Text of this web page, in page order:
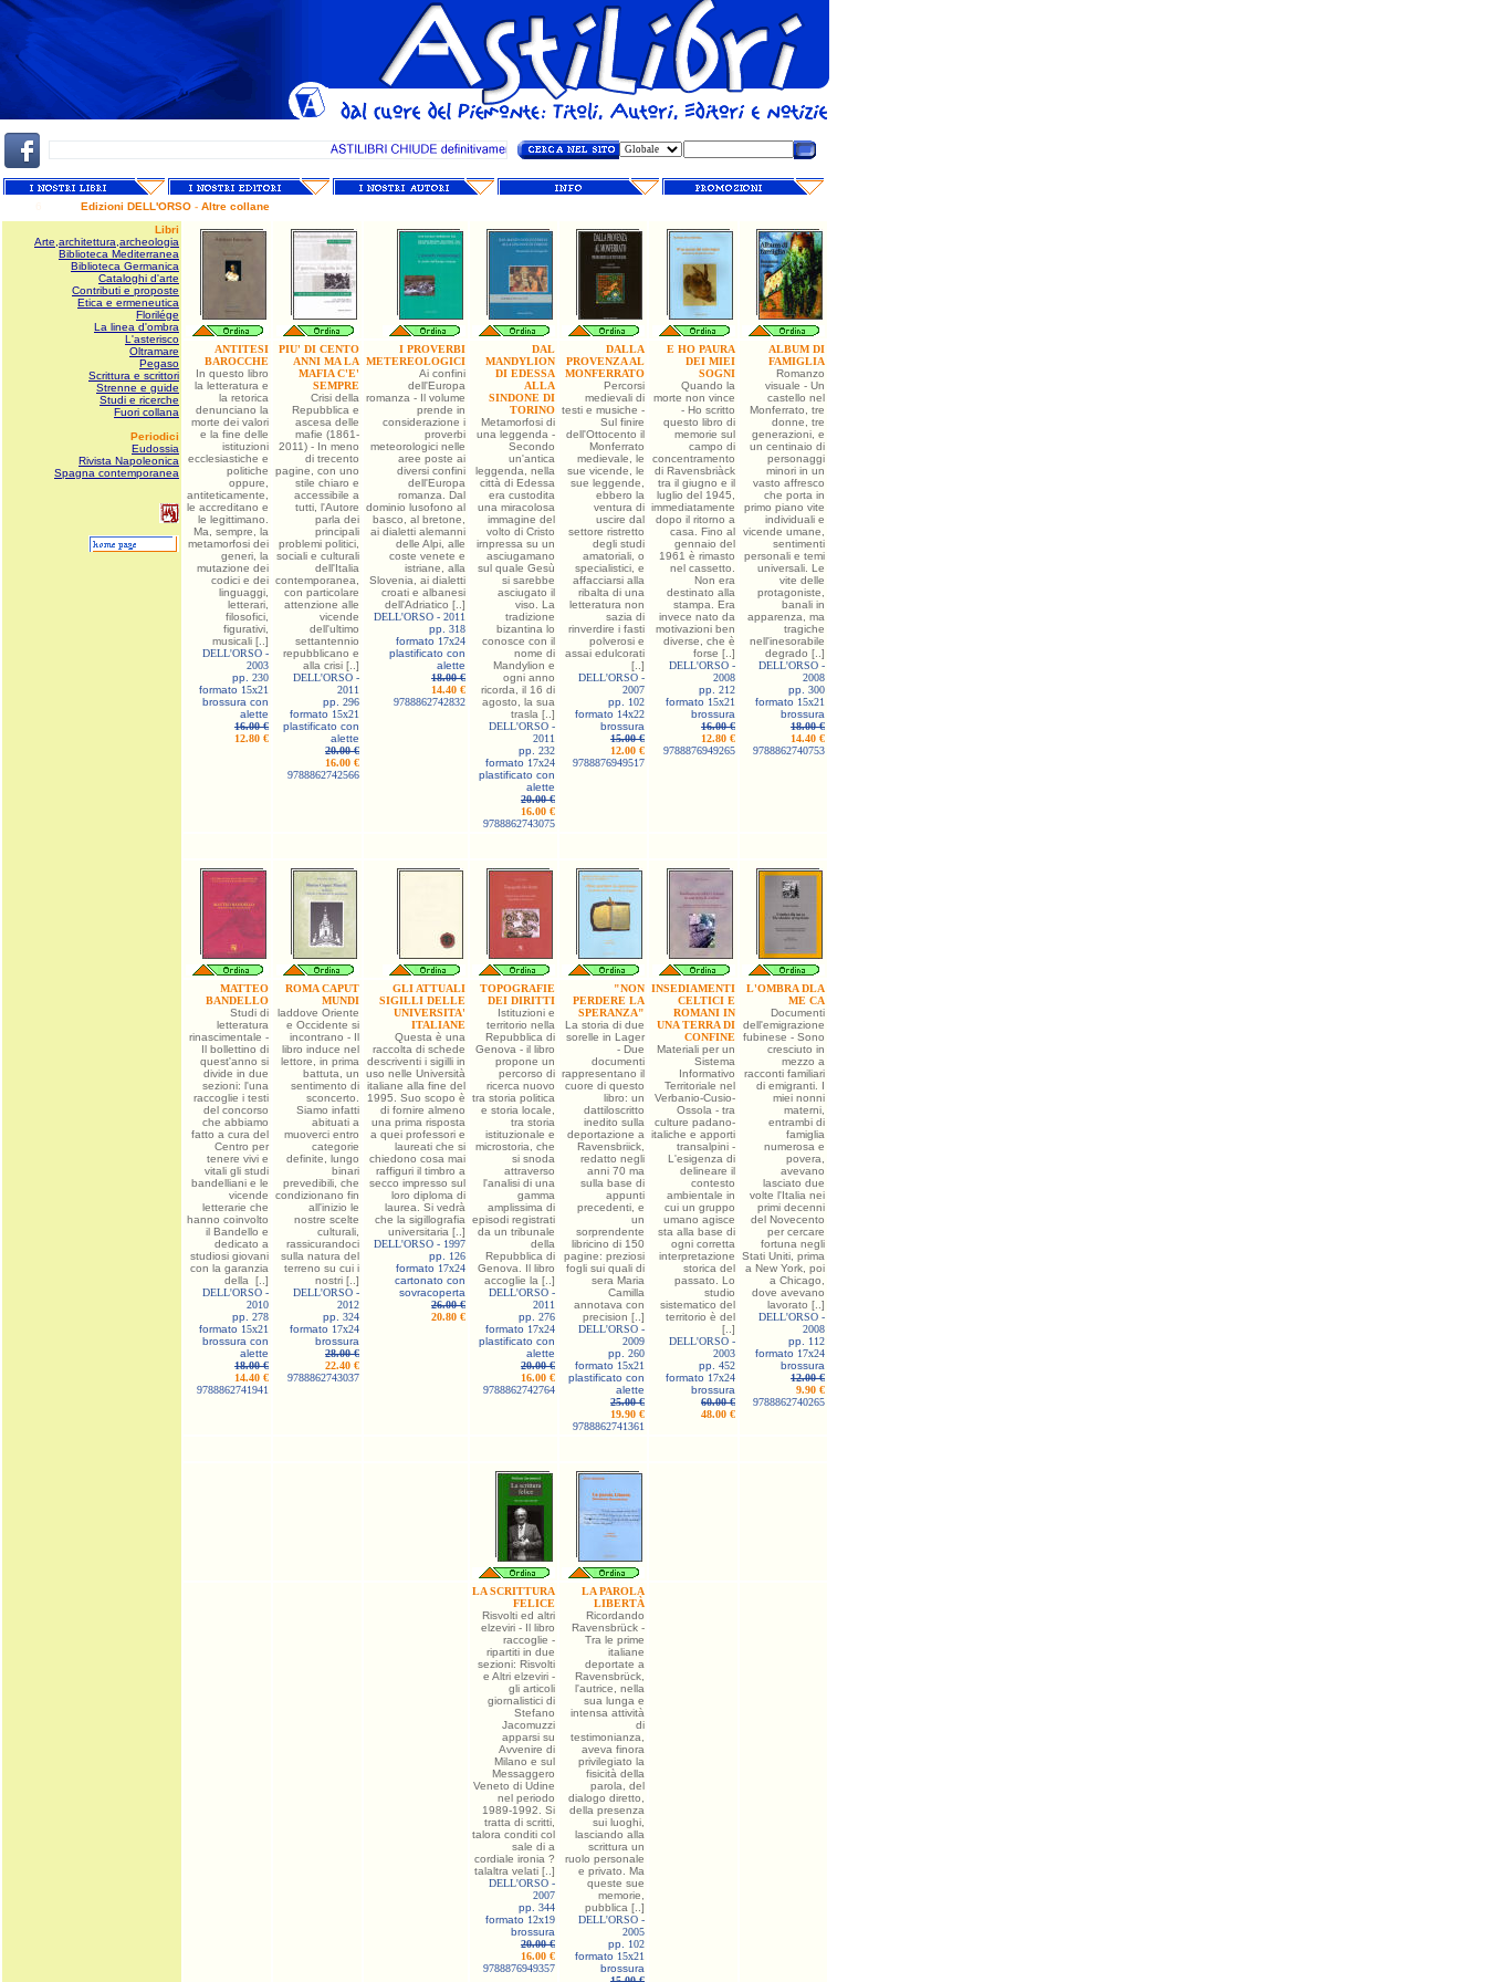
Edizioni DELL'ORSO - Altre collane
Libri
Arte,architettura,archeologia
Biblioteca Mediterranea
Biblioteca Germanica
Cataloghi d'arte
Contributi e proposte
Etica e ermeneutica
Florilége
La linea d'ombra
L'asterisco
Oltramare
Pegaso
Scrittura e scrittori
Strenne e guide
Studi e ricerche
Fuori collana
Periodici
Eudossia
Rivista Napoleonica
Spagna contemporanea
ANTITESI
BAROCCHE
In questo libro
la letteratura e
la retorica
denunciano la
morte dei valori
e la fine delle
istituzioni
ecclesiastiche e
politiche
oppure,
antiteticamente,
le accreditano e
le legittimano.
Ma, sempre, la
metamorfosi dei
generi, la
mutazione dei
codici e dei
linguaggi,
letterari,
filosofici,
figurativi,
musicali [..]
DELL'ORSO -
2003
pp. 230
formato 15x21
brossura con
alette
16.00 €
12.80 €
PIU' DI CENTO
ANNI MA LA
MAFIA C'E'
SEMPRE
Crisi della
Repubblica e
ascesa delle
mafie (1861-
2011) - In meno
di trecento
pagine, con uno
stile chiaro e
accessibile a
tutti, l'Autore
parla dei
principali
problemi politici,
sociali e culturali
dell'Italia
contemporanea,
con particolare
attenzione alle
vicende
dell'ultimo
settantennio
repubblicano e
alla crisi [..]
DELL'ORSO -
2011
pp. 296
formato 15x21
plastificato con
alette
20.00 €
16.00 €
9788862742566
I PROVERBI
METEREOLOGICI
Ai confini
dell'Europa
romanza - Il volume
prende in
considerazione i
proverbi
meteorologici nelle
aree poste ai
diversi confini
dell'Europa
romanza. Dal
dominio lusofono al
basco, al bretone,
ai dialetti alemanni
delle Alpi, alle
coste venete e
istriane, alla
Slovenia, ai dialetti
croati e albanesi
dell'Adriatico [..]
DELL'ORSO - 2011
pp. 318
formato 17x24
plastificato con
alette
18.00 €
14.40 €
9788862742832
DAL
MANDYLION
DI EDESSA
ALLA
SINDONE DI
TORINO
Metamorfosi di
una leggenda -
Secondo
un'antica
leggenda, nella
città di Edessa
era custodita
una miracolosa
immagine del
volto di Cristo
irnpressa su un
asciugamano
sul quale Gesù
si sarebbe
asciugato il
viso. La
tradizione
bizantina lo
conosce con il
nome di
Mandylion e
ogni anno
ricorda, il 16 di
agosto, la sua
trasla [..]
DELL'ORSO -
2011
pp. 232
formato 17x24
plastificato con
alette
20.00 €
16.00 €
9788862743075
DALLA
PROVENZA AL
MONFERRATO
Percorsi
medievali di
testi e musiche -
Sul finire
dell'Ottocento il
Monferrato
medievale, le
sue vicende, le
sue leggende,
ebbero la
ventura di
uscire dal
settore ristretto
degli studi
amatoriali, o
specialistici, e
affacciarsi alla
ribalta di una
letteratura non
sazia di
rinverdire i fasti
polverosi e
assai edulcorati
[..]
DELL'ORSO -
2007
pp. 102
formato 14x22
brossura
15.00 €
12.00 €
9788876949517
E HO PAURA
DEI MIEI
SOGNI
Quando la
morte non vince
- Ho scritto
questo libro di
memorie sul
campo di
concentramento
di Ravensbriàck
tra il giugno e il
luglio del 1945,
immediatamente
dopo il ritorno a
casa. Fino al
gennaio del
1961 è rimasto
nel cassetto.
Non era
destinato alla
stampa. Era
invece nato da
motivazioni ben
diverse, che è
forse [..]
DELL'ORSO -
2008
pp. 212
formato 15x21
brossura
16.00 €
12.80 €
9788876949265
ALBUM DI
FAMIGLIA
Romanzo
visuale - Un
castello nel
Monferrato, tre
donne, tre
generazioni, e
un centinaio di
personaggi
minori in un
vasto affresco
che porta in
primo piano vite
individuali e
vicende umane,
sentimenti
personali e temi
universali. Le
vite delle
protagoniste,
banali in
apparenza, ma
tragiche
nell'inesorabile
degrado [..]
DELL'ORSO -
2008
pp. 300
formato 15x21
brossura
18.00 €
14.40 €
9788862740753
MATTEO
BANDELLO
Studi di
letteratura
rinascimentale -
Il bollettino di
quest'anno si
divide in due
sezioni: l'una
raccoglie i testi
del concorso
che abbiamo
fatto a cura del
Centro per
tenere vivi e
vitali gli studi
bandelliani e le
vicende
letterarie che
hanno coinvolto
il Bandello e
dedicato a
studiosi giovani
con la garanzia
della [..]
DELL'ORSO -
2010
pp. 278
formato 15x21
brossura con
alette
18.00 €
14.40 €
9788862741941
ROMA CAPUT
MUNDI
laddove Oriente
e Occidente si
incontrano - Il
libro induce nel
lettore, in prima
battuta, un
sentimento di
sconcerto.
Siamo infatti
abituati a
muoverci entro
categorie
definite, lungo
binari
prevedibili, che
condizionano fin
all'inizio le
nostre scelte
culturali,
rassicurandoci
sulla natura del
terreno su cui i
nostri [..]
DELL'ORSO -
2012
pp. 324
formato 17x24
brossura
28.00 €
22.40 €
9788862743037
GLI ATTUALI
SIGILLI DELLE
UNIVERSITA'
ITALIANE
Questa è una
raccolta di schede
descriventi i sigilli in
uso nelle Università
italiane alla fine del
1995. Suo scopo è
di fornire almeno
una prima risposta
a quei professori e
laureati che si
chiedono cosa mai
raffiguri il timbro a
secco impresso sul
loro diploma di
laurea. Si vedrà
che la sigillografia
universitaria [..]
DELL'ORSO - 1997
pp. 126
formato 17x24
cartonato con
sovracoperta
26.00 €
20.80 €
TOPOGRAFIE
DEI DIRITTI
Istituzioni e
territorio nella
Repubblica di
Genova - il libro
propone un
percorso di
ricerca nuovo
tra storia politica
e storia locale,
tra storia
istituzionale e
microstoria, che
si snoda
attraverso
l'analisi di una
gamma
amplissima di
episodi registrati
da un tribunale
della
Repubblica di
Genova. Il libro
accoglie la [..]
DELL'ORSO -
2011
pp. 276
formato 17x24
plastificato con
alette
20.00 €
16.00 €
9788862742764
"NON
PERDERE LA
SPERANZA"
La storia di due
sorelle in Lager
- Due
documenti
rappresentano il
cuore di questo
libro: un
dattiloscritto
inedito sulla
deportazione a
Ravensbriick,
redatto negli
anni 70 ma
sulla base di
appunti
precedenti, e
un
sorprendente
libricino di 150
pagine: preziosi
fogli sui quali di
sera Maria
Camilla
annotava con
precision [..]
DELL'ORSO -
2009
pp. 260
formato 15x21
plastificato con
alette
25.00 €
19.90 €
9788862741361
INSEDIAMENTI
CELTICI E
ROMANI IN
UNA TERRA DI
CONFINE
Materiali per un
Sistema
Informativo
Territoriale nel
Verbanio-Cusio-
Ossola - tra
culture padano-
italiche e apporti
transalpini -
L'esigenza di
delineare il
contesto
ambientale in
cui un gruppo
umano agisce
sta alla base di
ogni corretta
interpretazione
storica del
passato. Lo
studio
sistematico del
territorio è del
[..]
DELL'ORSO -
2003
pp. 452
formato 17x24
brossura
60.00 €
48.00 €
L'OMBRA DLA
ME CA
Documenti
dell'emigrazione
fubinese - Sono
cresciuto in
mezzo a
racconti familiari
di emigranti. I
miei nonni
materni,
entrambi di
famiglia
numerosa e
povera,
avevano
lasciato due
volte l'Italia nei
primi decenni
del Novecento
per cercare
fortuna negli
Stati Uniti, prima
a New York, poi
a Chicago,
dove avevano
lavorato [..]
DELL'ORSO -
2008
pp. 112
formato 17x24
brossura
12.00 €
9.90 €
9788862740265
LA SCRITTURA
FELICE
Risvolti ed altri
elzeviri - Il libro
raccoglie -
ripartiti in due
sezioni: Risvolti
e Altri elzeviri -
gli articoli
giornalistici di
Stefano
Jacomuzzi
apparsi su
Avvenire di
Milano e sul
Messaggero
Veneto di Udine
nel periodo
1989-1992. Si
tratta di scritti,
talora conditi col
sale di a
cordiale ironia ?
talaltra velati [..]
DELL'ORSO -
2007
pp. 344
formato 12x19
brossura
20.00 €
16.00 €
9788876949357
LA PAROLA
LIBERTÀ
Ricordando
Ravensbrück -
Tra le prime
italiane
deportate a
Ravensbrück,
l'autrice, nella
sua lunga e
intensa attività
di
testimonianza,
aveva finora
privilegiato la
fisicità della
parola, del
dialogo diretto,
della presenza
sui luoghi,
lasciando alla
scrittura un
ruolo personale
e privato. Ma
queste sue
memorie,
pubblica [..]
DELL'ORSO -
2005
pp. 102
formato 15x21
brossura